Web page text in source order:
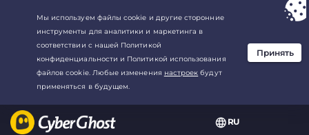
RU
Ваш выбор:Лучшая сделкадля3.3333333333333-год at$
месяц